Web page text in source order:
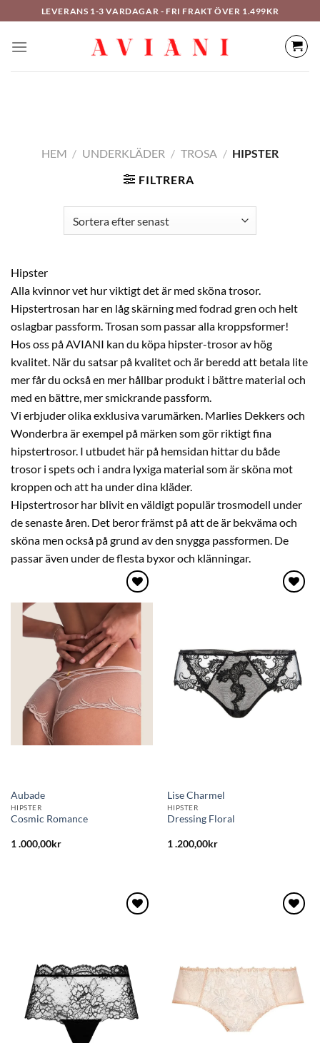
till
innehåll
LEVERANS 1-3 VARDAGAR - FRI FRAKT ÖVER 1.499KR
HEM / UNDERKLÄDER / TROSA / HIPSTER
FILTRERA
Hipster
Alla kvinnor vet hur viktigt det är med sköna trosor.
Hipstertrosan har en låg skärning med fodrad gren och helt
oslagbar passform. Trosan som passar alla kroppsformer!
Hos oss på AVIANI kan du köpa hipster-trosor av hög
kvalitet. När du satsar på kvalitet och är beredd att betala lite
mer får du också en mer hållbar produkt i bättre material och
med en bättre, mer smickrande passform.
Vi erbjuder olika exklusiva varumärken. Marlies Dekkers och
Wonderbra är exempel på märken som gör riktigt fina
hipstertrosor. I utbudet här på hemsidan hittar du både
trosor i spets och i andra lyxiga material som är sköna mot
kroppen och att ha under dina kläder.
Hipstertrosor har blivit en väldigt populär trosmodell under
de senaste åren. Det beror främst på att de är bekväma och
sköna men också på grund av den snygga passformen. De
passar även under de flesta byxor och klänningar.
Lägg
till i
önskelistan
Aubade
HIPSTER
Cosmic Romance
1 .000,00kr
Lise Charmel
HIPSTER
Dressing Floral
1 .200,00kr